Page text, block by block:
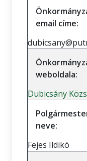
email címe:
weboldala:
Dubicsány
neve:
Fejes Ildikó